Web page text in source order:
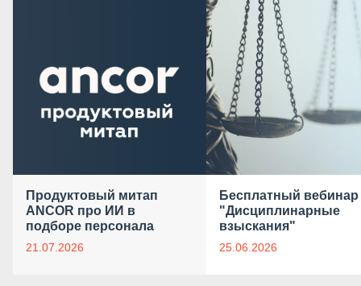
Продуктовый митап
ANCOR про ИИ в
подборе персонала
21.07.2026
Бесплатный вебинар
"Дисциплинарные
взыскания"
25.06.2026